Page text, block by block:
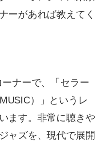
ーがあれば教えてく
ナーで、「セラー
）」というレ
ます。非常に聴きや
ャズを、現代で展開